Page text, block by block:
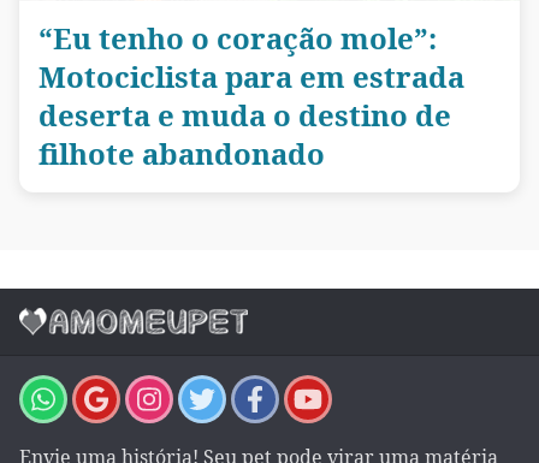
“Eu tenho o coração mole”:
Motociclista para em estrada
deserta e muda o destino de
filhote abandonado
Envie uma história! Seu pet pode virar uma matéria